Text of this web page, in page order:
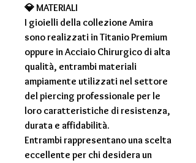
💎MATERIALI
I gioielli della collezione Amira
sono realizzati inTitanio Premium
oppure inAcciaio Chirurgico di alta
qualità, entrambi materiali
ampiamente utilizzati nel settore
del piercing professionale per le
loro caratteristiche di resistenza,
durata e affidabilità.
Entrambi rappresentano una scelta
eccellente per chi desidera un